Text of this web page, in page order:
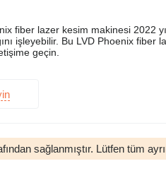
fiber lazer kesim makinesi 2022
işleyebilir. Bu LVD Phoenix
geçin.
sağlanmıştır. Lütfen tüm